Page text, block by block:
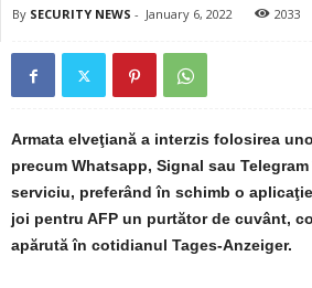
By SECURITY NEWS - January 6, 2022 2033
Armata elveţiană a interzis folosirea
precum Whatsapp, Signal sau
serviciu, preferând în schimb o
joi pentru AFP un purtător de cuvânt,
apărută în cotidianul Tages-Anzeiger.